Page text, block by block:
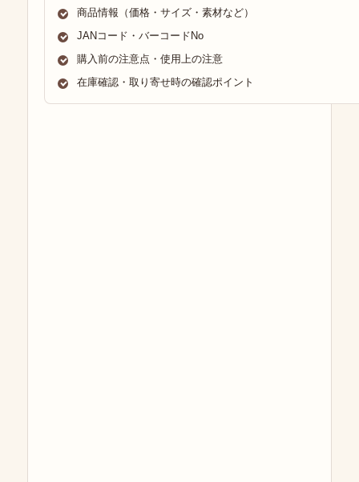
商品情報（価格・サイズ・素材など）
JANコード・バーコードNo
購入前の注意点・使用上の注意
在庫確認・取り寄せ時の確認ポイント